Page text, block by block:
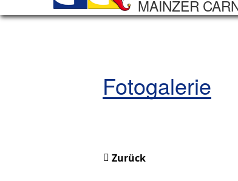
MAINZER
Fotogalerie
Zurück